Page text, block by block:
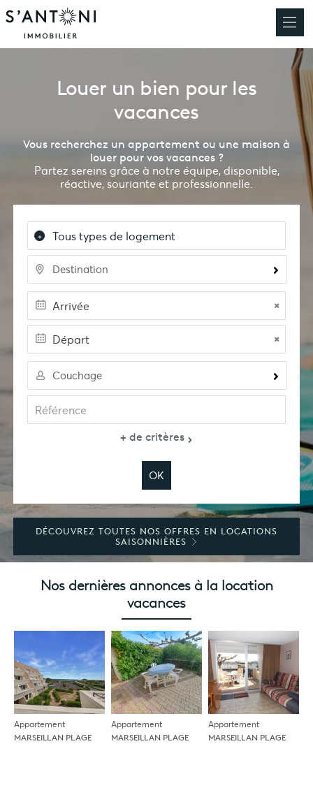
Louer un bien pour les
vacances
Vous recherchez un appartement ou une maison à
louer pour vos vacances ?
Partez sereins grâce à notre équipe, disponible,
réactive, souriante et professionnelle.
Destination
Couchage
DÉCOUVREZ TOUTES NOS OFFRES EN LOCATIONS
SAISONNIÈRES
Nos dernières annonces à la location
vacances
Appartement
MARSEILLAN PLAGE
Appartement
MARSEILLAN PLAGE
Appartement
MARSEILLAN PLAGE